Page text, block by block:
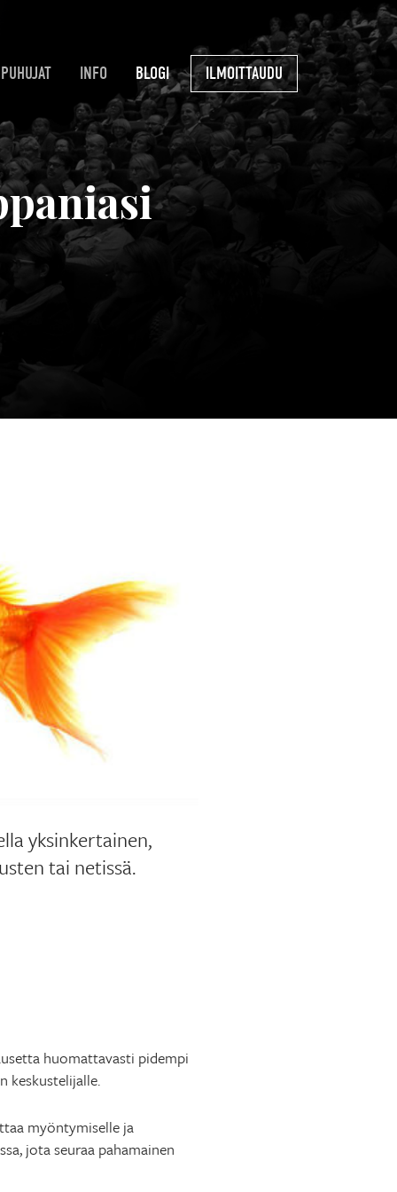
PUHUJAT INFO BLOGI ILMOITTAUDU
yksinkertainen,
tai netissä.
huomattavasti pidempi
keskustelijalle.
myöntymiselle ja
jota seuraa pahamainen